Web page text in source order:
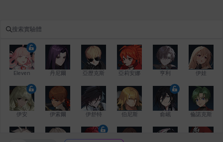
Eleven 丹尼爾 亞歷克斯 亞莉安娜 亨利 伊娃
伊安 伊索爾 伊舒特 伯尼斯 俞岷 倫諾克斯